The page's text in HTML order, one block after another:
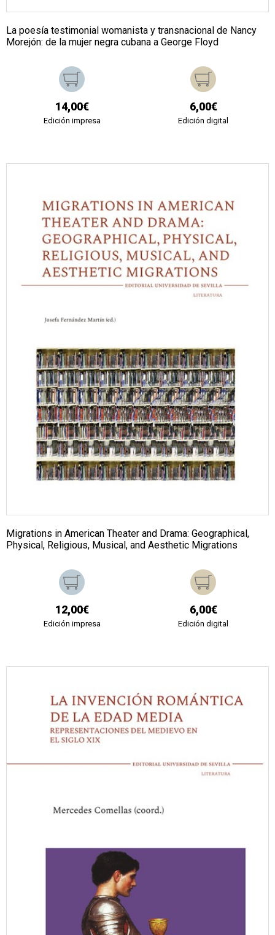
La poesía testimonial womanista y transnacional de Nancy
Morejón: de la mujer negra cubana a George Floyd
14,00€
Edición impresa
6,00€
Edición digital
Migrations in American Theater and Drama: Geographical,
Physical, Religious, Musical, and Aesthetic Migrations
12,00€
Edición impresa
6,00€
Edición digital